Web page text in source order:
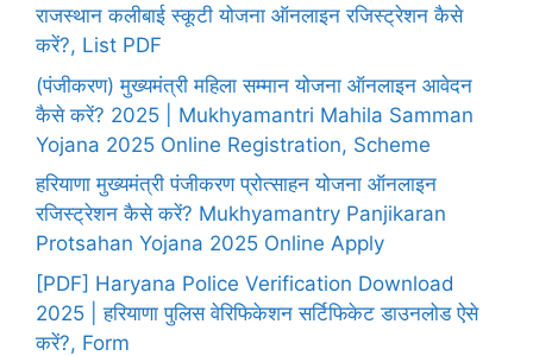
राजस्थान कलीबाई स्कूटी योजना ऑनलाइन रजिस्ट्रेशन कैसे
करें?, List PDF
(पंजीकरण) मुख्यमंत्री महिला सम्मान योजना ऑनलाइन आवेदन
कैसे करें? 2025 | Mukhyamantri Mahila Samman
Yojana 2025 Online Registration, Scheme
हरियाणा मुख्यमंत्री पंजीकरण प्रोत्साहन योजना ऑनलाइन
रजिस्ट्रेशन कैसे करें? Mukhyamantry Panjikaran
Protsahan Yojana 2025 Online Apply
[PDF] Haryana Police Verification Download
2025 | हरियाणा पुलिस वेरिफिकेशन सर्टिफिकेट डाउनलोड ऐसे
करें?, Form